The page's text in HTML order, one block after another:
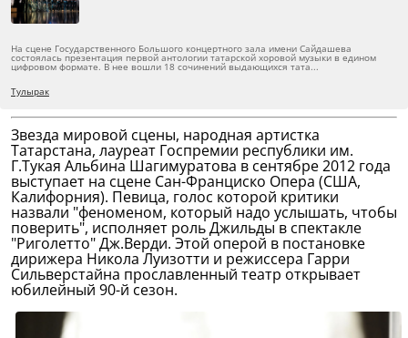
На сцене Государственного Большого концертного зала имени Сайдашева
состоялась презентация первой антологии татарской хоровой музыки в едином
цифровом формате. В нее вошли 18 сочинений выдающихся тата...
Тулырак
Звезда мировой сцены, народная артистка
Татарстана, лауреат Госпремии республики им.
Г.Тукая Альбина Шагимуратова в сентябре 2012 года
выступает на сцене Сан-Франциско Опера (США,
Калифорния). Певица, голос которой критики
назвали "феноменом, который надо услышать, чтобы
поверить", исполняет роль Джильды в спектакле
"Риголетто" Дж.Верди. Этой оперой в постановке
дирижера Никола Луизотти и режиссера Гарри
Сильверстайна прославленный театр открывает
юбилейный 90-й сезон.